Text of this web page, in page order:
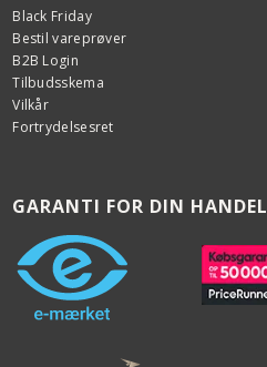
Black Friday
Bestil vareprøver
B2B Login
Tilbudsskema
Vilkår
Fortrydelsesret
GARANTI FOR DIN HANDEL